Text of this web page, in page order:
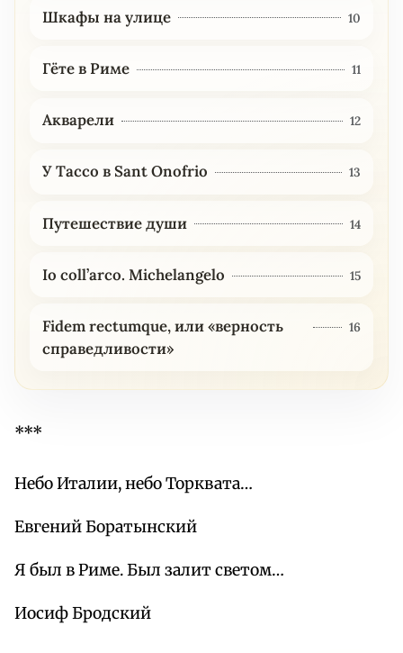
Шкафы на улице 10
Гёте в Риме 11
Акварели 12
У Тассо в Sant Onofrio 13
Путешествие души 14
Io coll’arco. Michelangelo 15
Fidem rectumque, или «верность
справедливости»
16
***
Небо Италии, небо Торквата…
Евгений Боратынский
Я был в Риме. Был залит светом…
Иосиф Бродский